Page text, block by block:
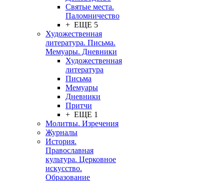
Святые места.
Паломничество
+ ЕЩЕ 5
Художественная
литература. Письма.
Мемуары. Дневники
Художественная
литература
Письма
Мемуары
Дневники
Притчи
+ ЕЩЕ 1
Молитвы. Изречения
Журналы
История.
Православная
культура. Церковное
искусство.
Образование